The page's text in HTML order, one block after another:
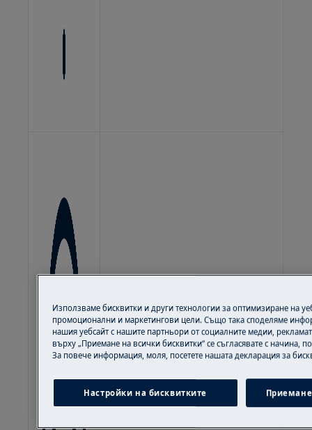
Използваме бисквитки и други технологии за оптимизиране на
промоционални и маркетингови цели. Също така споделяме
нашия уебсайт с нашите партньори от социалните медии,
върху „Приемане на всички бисквитки“ се съгласявате с начина,
За повече информация, моля, посетете нашата декларация за
Настройки на бисквитките